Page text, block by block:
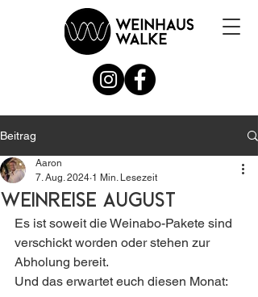
Beitrag
Weinreise August
Aaron
7. Aug. 2024 1 Min. Lesezeit
Es ist soweit die Weinabo-Pakete sind
verschickt worden oder stehen zur
Abholung bereit.
Und das erwartet euch diesen Monat: